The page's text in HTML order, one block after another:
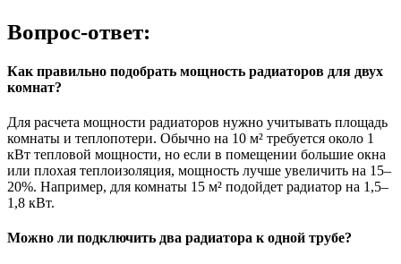
Вопрос-ответ:
Как правильно подобрать мощность радиаторов для двух
комнат?
Для расчета мощности радиаторов нужно учитывать площадь
комнаты и теплопотери. Обычно на 10 м² требуется около 1
кВт тепловой мощности, но если в помещении большие окна
или плохая теплоизоляция, мощность лучше увеличить на 15–
20%. Например, для комнаты 15 м² подойдет радиатор на 1,5–
1,8 кВт.
Можно ли подключить два радиатора к одной трубе?